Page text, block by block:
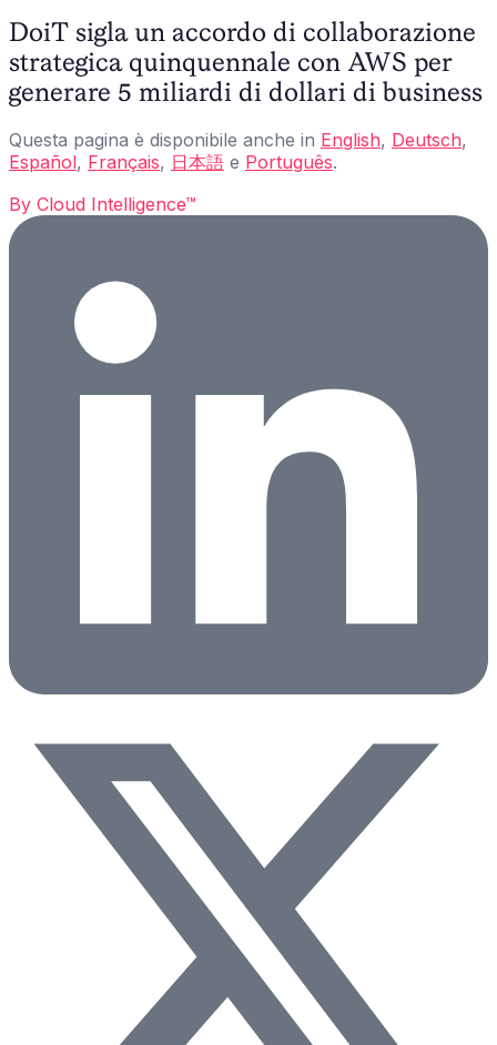
DoiT sigla un accordo di collaborazione
strategica quinquennale con AWS per
generare 5 miliardi di dollari di business
Questa pagina è disponibile anche in English, Deutsch,
Español, Français, 日本語 e Português.
By Cloud Intelligence™